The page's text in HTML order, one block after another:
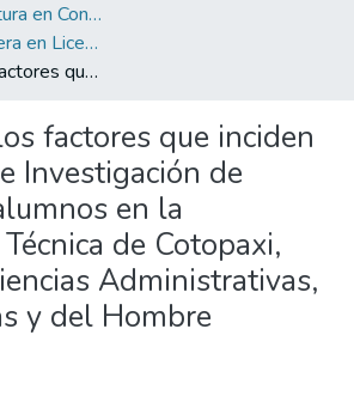
Carrera Licenciatura en Contabilidad y Computación
Titulación - Carrera en Licenciatura en Contabilidad Y Computación
Análisis de los factores que inciden en la falta de Investigación de docentes y alumnos en la Universidad Técnica de Cotopaxi, carrera de Ciencias Administrativas, Humanísticas y del Hombre
factores que inciden
Investigación de
en la
de Cotopaxi,
Administrativas,
y del Hombre